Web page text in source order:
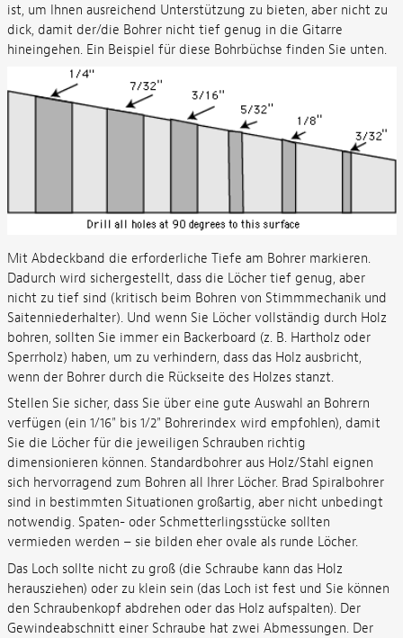
ist, um Ihnen ausreichend Unterstützung zu bieten, aber nicht zu
dick, damit der/die Bohrer nicht tief genug in die Gitarre
hineingehen. Ein Beispiel für diese Bohrbüchse finden Sie unten.
Mit Abdeckband die erforderliche Tiefe am Bohrer markieren.
Dadurch wird sichergestellt, dass die Löcher tief genug, aber
nicht zu tief sind (kritisch beim Bohren von Stimmmechanik und
Saitenniederhalter). Und wenn Sie Löcher vollständig durch Holz
bohren, sollten Sie immer ein Backerboard (z. B. Hartholz oder
Sperrholz) haben, um zu verhindern, dass das Holz ausbricht,
wenn der Bohrer durch die Rückseite des Holzes stanzt.
Stellen Sie sicher, dass Sie über eine gute Auswahl an Bohrern
verfügen (ein 1/16" bis 1/2" Bohrerindex wird empfohlen), damit
Sie die Löcher für die jeweiligen Schrauben richtig
dimensionieren können. Standardbohrer aus Holz/Stahl eignen
sich hervorragend zum Bohren all Ihrer Löcher. Brad Spiralbohrer
sind in bestimmten Situationen großartig, aber nicht unbedingt
notwendig. Spaten- oder Schmetterlingsstücke sollten
vermieden werden – sie bilden eher ovale als runde Löcher.
Das Loch sollte nicht zu groß (die Schraube kann das Holz
herausziehen) oder zu klein sein (das Loch ist fest und Sie können
den Schraubenkopf abdrehen oder das Holz aufspalten). Der
Gewindeabschnitt einer Schraube hat zwei Abmessungen. Der